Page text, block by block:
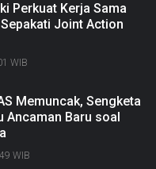
Perkuat Kerja Sama
Joint Action
WIB
Memuncak, Sengketa
Ancaman Baru soal
WIB